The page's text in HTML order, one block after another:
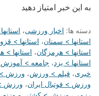
به این خبر امتیاز دهید
دسته ها: اخبار ورزشی،
استانها > سمنان، استانها >
استانها > هرمزگان، استانها >
استانها > یزد، جامعه >
خبری، فیلم > ورزش، ورزش >
ورزش > فوتبال ایران، ورزش